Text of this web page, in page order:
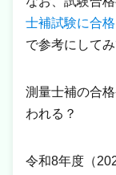
士補試験に合
で参考にしてみ
測量士補の合
われる？
令和8年度（